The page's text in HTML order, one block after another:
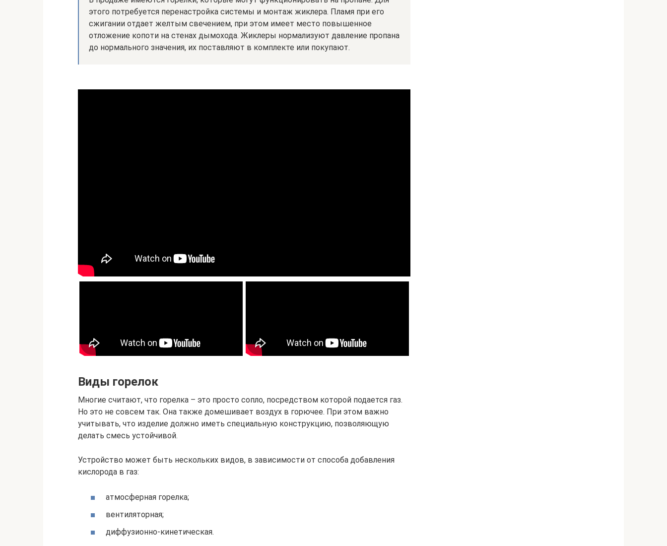
этого потребуется перенастройка системы и монтаж жиклера. Пламя при его
сжигании отдает желтым свечением, при этом имеет место повышенное
отложение копоти на стенах дымохода. Жиклеры нормализуют давление пропана
до нормального значения, их поставляют в комплекте или покупают.
Виды горелок
Многие считают, что горелка – это просто сопло, посредством которой подается газ.
Но это не совсем так. Она также домешивает воздух в горючее. При этом важно
учитывать, что изделие должно иметь специальную конструкцию, позволяющую
делать смесь устойчивой.
Устройство может быть нескольких видов, в зависимости от способа добавления
кислорода в газ:
атмосферная горелка;
вентиляторная;
диффузионно-кинетическая.